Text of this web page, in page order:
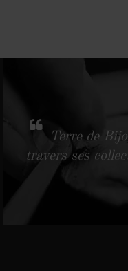
Terre de
travers ses